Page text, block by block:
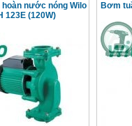
hoàn nước nóng Wilo
123E (120W)
Bơm